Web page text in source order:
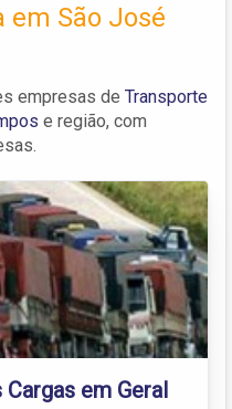
em São José
empresas de Transporte
e região, com
em Geral